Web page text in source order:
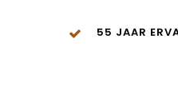
55 JAAR